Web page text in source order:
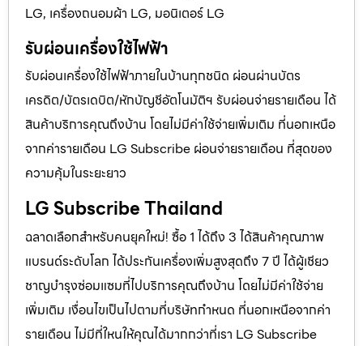
LG, เครื่องถนอมผ้า LG, มอนิเตอร์ LG
รับผ่อนเครื่องใช้ไฟฟ้า
รับผ่อนเครื่องใช้ไฟฟ้าภายในบ้านทุกชนิด ผ่อนผ่านบัตร
เครดิต/บัตรเดบิต/หักบัญชีอัตโนมัติฯ รับผ่อนจ่ายรายเดือน ได้
สินค้าบริการคุณถึงบ้าน โดยไม่มีค่าใช้จ่ายเพิ่มเติม ที่นอกเหนือ
จากค่ารายเดือน LG Subscribe ผ่อนจ่ายรายเดือน ที่สุดของ
ความคุ้มในระยะยาว
LG Subscribe Thailand
ฉลาดเลือกสำหรับคนยุคใหม่! ซื้อ 1 ได้ถึง 3 ได้สินค้าคุณภาพ
แบรนด์ระดับโลก ได้ประกันเครื่องเพิ่มสูงสุดถึง 7 ปี ได้ผู้เชียว
ชาญบำรุงซ่อมแซมที่ไปบริการคุณถึงบ้าน โดยไม่มีค่าใช้จ่าย
เพิ่มเติม เงื่อนไขเป็นไปตามที่บริษัทกำหนด ที่นอกเหนือจากค่า
รายเดือน ไม่มีที่ใหนให้คุณได้มากกว่าที่เรา LG Subscribe